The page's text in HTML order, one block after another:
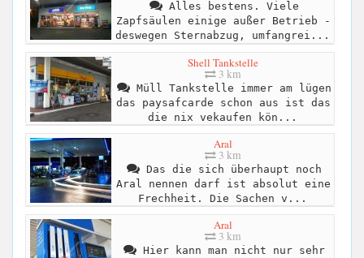
Alles bestens. Viele
Zapfsäulen einige außer Betrieb -
deswegen Sternabzug, umfangrei...
Shell Tankstelle
3 km
Müll Tankstelle immer am lügen
das paysafcarde schon aus ist das
die nix vekaufen kön...
Aral
3 km
Das die sich überhaupt noch
Aral nennen darf ist absolut eine
Frechheit. Die Sachen v...
Aral
3 km
Hier kann man nicht nur sehr